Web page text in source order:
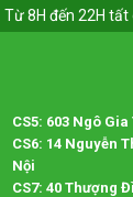
Từ 8H đến 22H tất
CS5: 603 Ngô
CS6: 14 Nguyễn
Nội
CS7: 40 Thượng